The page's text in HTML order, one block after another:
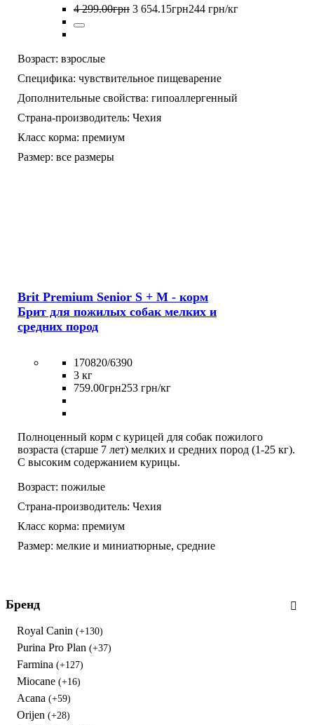
4 299.00грн 3 654.15грн244 грн/кг
Возраст: взрослые
Специфика: чувствительное пищеварение
Дополнительные свойства: гипоаллергенный
Страна-производитель: Чехия
Класс корма: премиум
Размер: все размеры
Brit Premium Senior S + M - корм
Брит для пожилых собак мелких и
средних пород
170820/6390
3 кг
759.00грн253 грн/кг
Полноценный корм с курицей для собак пожилого
возраста (старше 7 лет) мелких и средних пород (1-25 кг).
С высоким содержанием курицы.
Возраст: пожилые
Страна-производитель: Чехия
Класс корма: премиум
Размер: мелкие и миниатюрные, средние
Бренд
Royal Canin (+130)
Purina Pro Plan (+37)
Farmina (+127)
Miocane (+16)
Acana (+59)
Orijen (+28)